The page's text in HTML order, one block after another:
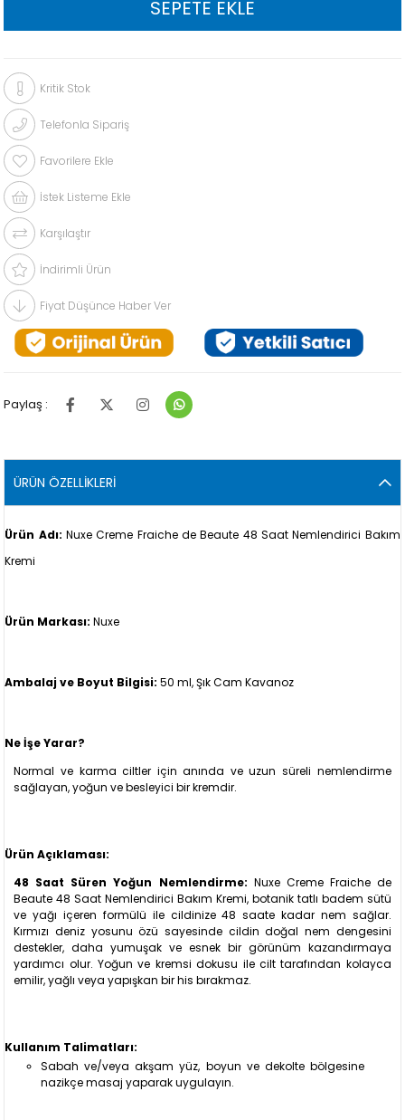
Kritik Stok
Telefonla Sipariş
Favorilere Ekle
İstek Listeme Ekle
Karşılaştır
İndirimli Ürün
Fiyat Düşünce Haber Ver
Paylaş :
ÜRÜN ÖZELLIKLERI
Ürün Adı: Nuxe Creme Fraiche de Beaute 48 Saat Nemlendirici Bakım
Kremi
Ürün Markası: Nuxe
Ambalaj ve Boyut Bilgisi: 50 ml, Şık Cam Kavanoz
Ne İşe Yarar?
Normal ve karma ciltler için anında ve uzun süreli nemlendirme
sağlayan, yoğun ve besleyici bir kremdir.
Ürün Açıklaması:
48 Saat Süren Yoğun Nemlendirme: Nuxe Creme Fraiche de
Beaute 48 Saat Nemlendirici Bakım Kremi, botanik tatlı badem sütü
ve yağı içeren formülü ile cildinize 48 saate kadar nem sağlar.
Kırmızı deniz yosunu özü sayesinde cildin doğal nem dengesini
destekler, daha yumuşak ve esnek bir görünüm kazandırmaya
yardımcı olur. Yoğun ve kremsi dokusu ile cilt tarafından kolayca
emilir, yağlı veya yapışkan bir his bırakmaz.
Kullanım Talimatları:
Sabah ve/veya akşam yüz, boyun ve dekolte bölgesine
nazikçe masaj yaparak uygulayın.